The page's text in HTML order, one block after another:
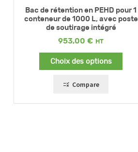
Bac de rétention en PEHD pour 1
conteneur de 1000 L, avec poste
de soutirage intégré
953,00 €
Choix des options
Compare